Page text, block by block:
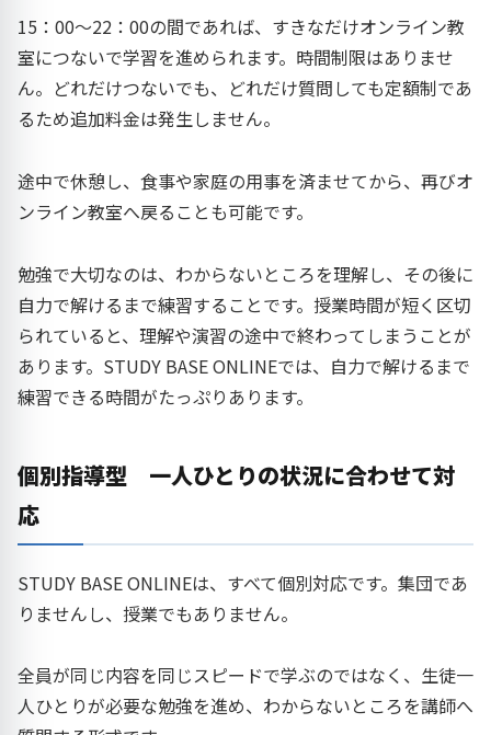
15：00〜22：00の間であれば、すきなだけオンライン教
室につないで学習を進められます。時間制限はありませ
ん。どれだけつないでも、どれだけ質問しても定額制であ
るため追加料金は発生しません。
途中で休憩し、食事や家庭の用事を済ませてから、再びオ
ンライン教室へ戻ることも可能です。
勉強で大切なのは、わからないところを理解し、その後に
自力で解けるまで練習することです。授業時間が短く区切
られていると、理解や演習の途中で終わってしまうことが
あります。STUDY BASE ONLINEでは、自力で解けるまで
練習できる時間がたっぷりあります。
個別指導型 一人ひとりの状況に合わせて対
応
STUDY BASE ONLINEは、すべて個別対応です。集団であ
りませんし、授業でもありません。
全員が同じ内容を同じスピードで学ぶのではなく、生徒一
人ひとりが必要な勉強を進め、わからないところを講師へ